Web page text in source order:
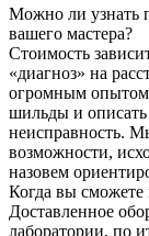
Можно ли узнать
вашего мастера?
Стоимость
«диагноз» на
огромным
шильды и
неисправность.
возможности,
назовем
Когда вы сможете
Доставленное
лаборатории, по